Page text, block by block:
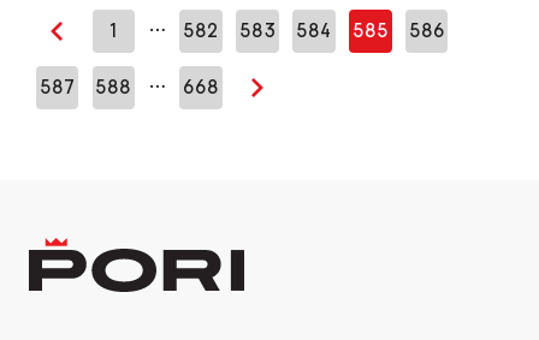
Edellinen sivu
1 … 582 583 584 585 586
587 588 … 668
Seuraava sivu